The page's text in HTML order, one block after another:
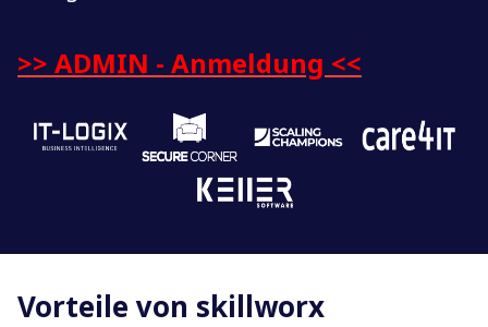
>> ADMIN - Anmeldung <<
Vorteile von skillworx